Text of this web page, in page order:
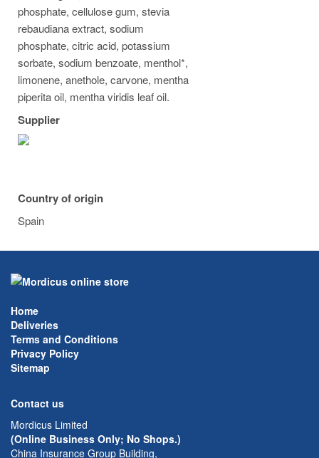
phosphate, cellulose gum, stevia
rebaudiana extract, sodium
phosphate, citric acid, potassium
sorbate, sodium benzoate, menthol*,
limonene, anethole, carvone, mentha
piperita oil, mentha viridis leaf oil.
Supplier
Country of origin
Spain
Home
Deliveries
Terms and Conditions
Privacy Policy
Sitemap
Contact us
Mordicus Limited
(Online Business Only; No Shops.)
China Insurance Group Building,